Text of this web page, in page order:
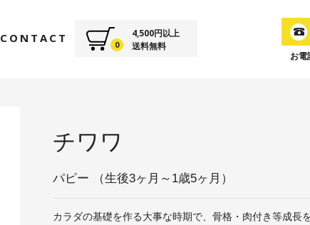
0
4,500円以上
送料無料
CONTACT
お電
チワワ
パピー （生後3ヶ月～1歳5ヶ月）
カラダの基礎を作る大事な時期で、骨格・肉付き等成長